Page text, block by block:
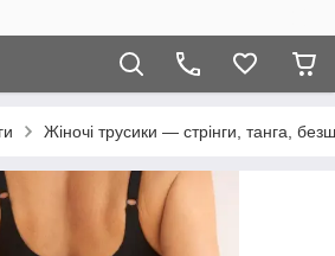
Жіночі трусики — стрінги, танга,